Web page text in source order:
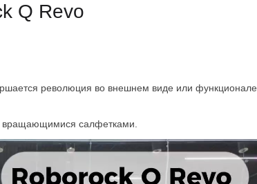
Q Revo
революция во внешнем виде или функционале.
вращающимися салфетками.